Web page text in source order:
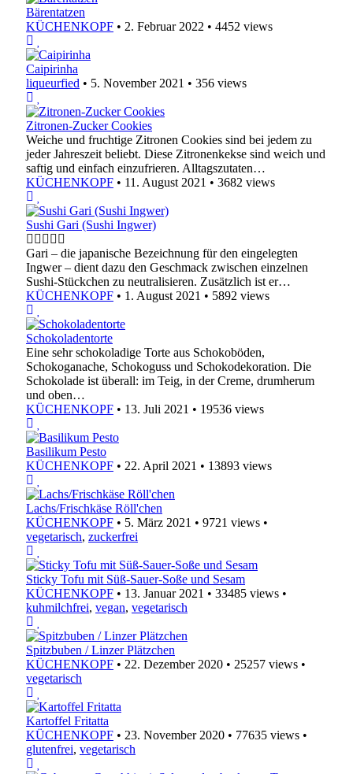
Bärentatzen
KÜCHENKOPF • 2. Februar 2022 • 4452 views
Caipirinha
liqueurfied • 5. November 2021 • 356 views
Zitronen-Zucker Cookies
Weiche und fruchtige Zitronen Cookies sind bei jedem zu
jeder Jahreszeit beliebt. Diese Zitronenkekse sind weich und
saftig und einfach einzufrieren. Alltagszutaten…
KÜCHENKOPF • 11. August 2021 • 3682 views
Sushi Gari (Sushi Ingwer)
Gari – die japanische Bezeichnung für den eingelegten
Ingwer – dient dazu den Geschmack zwischen einzelnen
Sushi-Stückchen zu neutralisieren. Zusätzlich ist er…
KÜCHENKOPF • 1. August 2021 • 5892 views
Schokoladentorte
Eine sehr schokoladige Torte aus Schokoböden,
Schokoganache, Schokoguss und Schokodekoration. Die
Schokolade ist überall: im Teig, in der Creme, drumherum
und oben…
KÜCHENKOPF • 13. Juli 2021 • 19536 views
Basilikum Pesto
KÜCHENKOPF • 22. April 2021 • 13893 views
Lachs/Frischkäse Röll'chen
KÜCHENKOPF • 5. März 2021 • 9721 views •
vegetarisch, zuckerfrei
Sticky Tofu mit Süß-Sauer-Soße und Sesam
KÜCHENKOPF • 13. Januar 2021 • 33485 views •
kuhmilchfrei, vegan, vegetarisch
Spitzbuben / Linzer Plätzchen
KÜCHENKOPF • 22. Dezember 2020 • 25257 views •
vegetarisch
Kartoffel Fritatta
KÜCHENKOPF • 23. November 2020 • 77635 views •
glutenfrei, vegetarisch